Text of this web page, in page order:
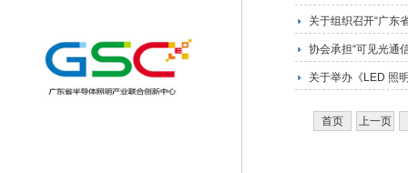
关于组织召开“广东
协会承担“可见光通
关于举办《LED 照
首页 上一页